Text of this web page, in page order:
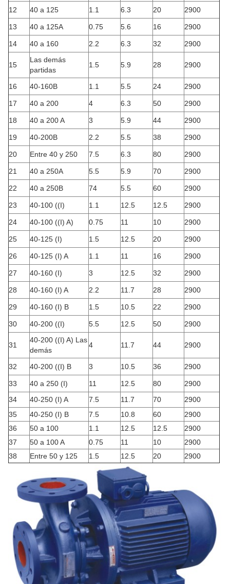
12 40 a 125 1.1 6.3 20 2900
13 40 a 125A 0.75 5.6 16 2900
14 40 a 160 2.2 6.3 32 2900
15
Las demás
partidas
1.5 5.9 28 2900
16 40-160B 1.1 5.5 24 2900
17 40 a 200 4 6.3 50 2900
18 40 a 200 A 3 5.9 44 2900
19 40-200B 2.2 5.5 38 2900
20 Entre 40 y 250 7.5 6.3 80 2900
21 40 a 250A 5.5 5.9 70 2900
22 40 a 250B 74 5.5 60 2900
23 40-100 ((I) 1.1 12.5 12.5 2900
24 40-100 ((I) A) 0.75 11 10 2900
25 40-125 (I) 1.5 12.5 20 2900
26 40-125 (I) A 1.1 11 16 2900
27 40-160 (I) 3 12.5 32 2900
28 40-160 (I) A 2.2 11.7 28 2900
29 40-160 (I) B 1.5 10.5 22 2900
30 40-200 ((I) 5.5 12.5 50 2900
31
40-200 ((I) A) Las
demás
4 11.7 44 2900
32 40-200 ((I) B 3 10.5 36 2900
33 40 a 250 (I) 11 12.5 80
2900
34
40-250 (I) A 7.5 11.7 70
2900
35
40-250 (I) B 7.5 10.8 60
2900
36
50 a 100 1.1 12.5 12.5
2900
37
50 a 100 A 0.75 11 10
2900
38
Entre 50 y 125 1.5 12.5 20 2900